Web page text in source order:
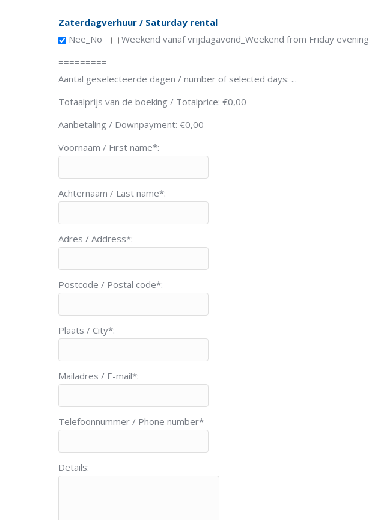
=========
Zaterdagverhuur / Saturday rental
Nee_No
Weekend vanaf vrijdagavond_Weekend from Friday evening
=========
Aantal geselecteerde dagen / number of selected days: ...
Totaalprijs van de boeking / Totalprice: €0,00
Aanbetaling / Downpayment: €0,00
Voornaam / First name*:
Achternaam / Last name*:
Adres / Address*:
Postcode / Postal code*:
Plaats / City*:
Mailadres / E-mail*:
Telefoonnummer / Phone number*
Details: